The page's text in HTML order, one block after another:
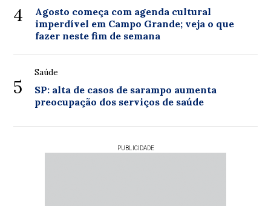
4
Agosto começa com agenda cultural
imperdível em Campo Grande; veja o que
fazer neste fim de semana
5
Saúde
SP: alta de casos de sarampo aumenta
preocupação dos serviços de saúde
PUBLICIDADE